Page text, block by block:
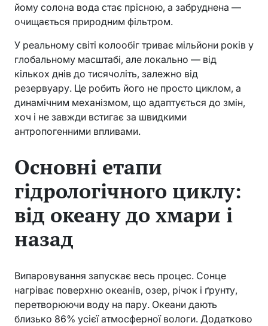
йому солона вода стає прісною, а забруднена —
очищається природним фільтром.
У реальному світі колообіг триває мільйони років у
глобальному масштабі, але локально — від
кількох днів до тисячоліть, залежно від
резервуару. Це робить його не просто циклом, а
динамічним механізмом, що адаптується до змін,
хоч і не завжди встигає за швидкими
антропогенними впливами.
Основні етапи
гідрологічного циклу:
від океану до хмари і
назад
Випаровування запускає весь процес. Сонце
нагріває поверхню океанів, озер, річок і ґрунту,
перетворюючи воду на пару. Океани дають
близько 86% усієї атмосферної вологи. Додатково